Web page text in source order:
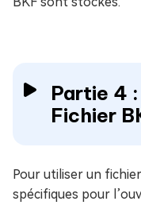
Partie 4
Fichier
Pour utiliser un
spécifiques pour